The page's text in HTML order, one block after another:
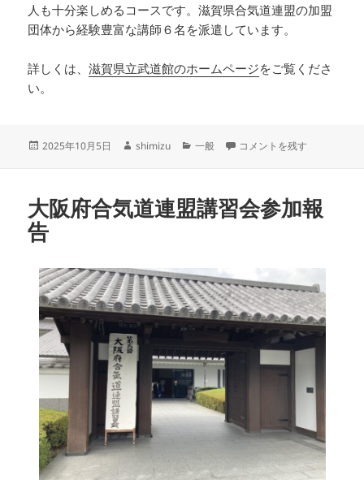
人も十分楽しめるコースです。滋賀県合気道連盟の加盟
団体から経験豊富な講師６名を派遣しています。
詳しくは、滋賀県立武道館のホームページをご覧くださ
い。
投
2025年10月5日
作
shimizu
カ
ー
一般 滋賀県立武道館合気道教室
コメントを残す
大阪府合気道連盟講習会参加報
告